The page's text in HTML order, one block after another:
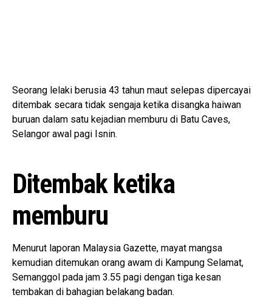
Seorang lelaki berusia 43 tahun maut selepas dipercayai
ditembak secara tidak sengaja ketika disangka haiwan
buruan dalam satu kejadian memburu di Batu Caves,
Selangor awal pagi Isnin.
Ditembak ketika
memburu
Menurut laporan Malaysia Gazette, mayat mangsa
kemudian ditemukan orang awam di Kampung Selamat,
Semanggol pada jam 3.55 pagi dengan tiga kesan
tembakan di bahagian belakang badan.